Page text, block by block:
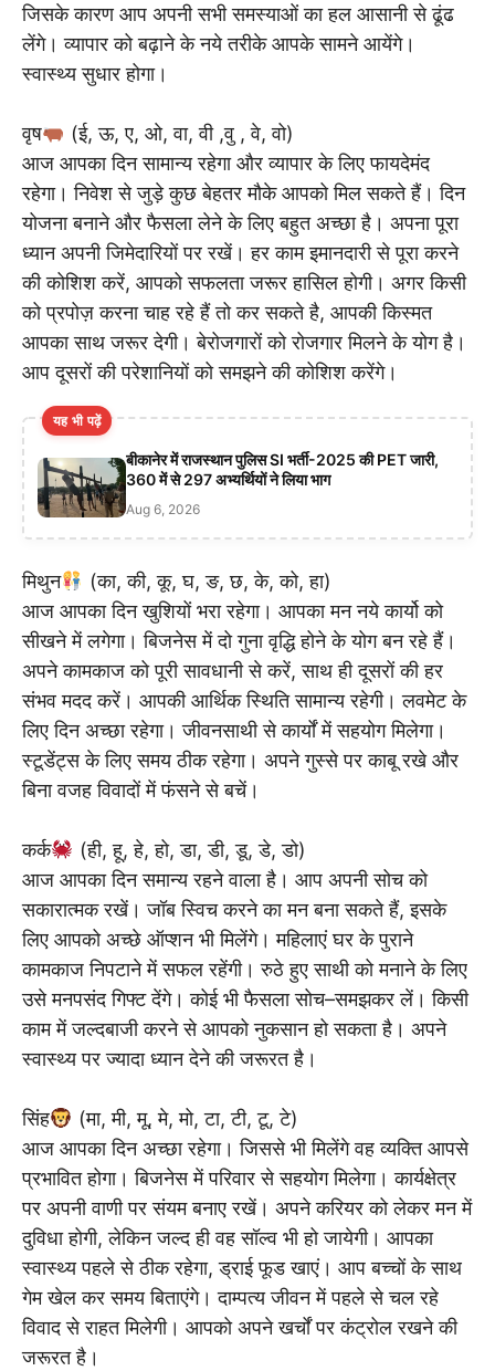
जिसके कारण आप अपनी सभी समस्याओं का हल आसानी से ढूंढ
लेंगे। व्यापार को बढ़ाने के नये तरीके आपके सामने आयेंगे।
स्वास्थ्य सुधार होगा।
वृष
(ई, ऊ, ए, ओ, वा, वी ,वु , वे, वो)
आज आपका दिन सामान्य रहेगा और व्यापार के लिए फायदेमंद
रहेगा। निवेश से जुड़े कुछ बेहतर मौके आपको मिल सकते हैं। दिन
योजना बनाने और फैसला लेने के लिए बहुत अच्छा है। अपना पूरा
ध्यान अपनी जिमेदारियों पर रखें। हर काम इमानदारी से पूरा करने
की कोशिश करें, आपको सफलता जरूर हासिल होगी। अगर किसी
को प्रपोज़ करना चाह रहे हैं तो कर सकते है, आपकी किस्मत
आपका साथ जरूर देगी। बेरोजगारों को रोजगार मिलने के योग है।
आप दूसरों की परेशानियों को समझने की कोशिश करेंगे।
यह भी पढ़ें
बीकानेर में राजस्थान पुलिस SI भर्ती-2025 की PET जारी,
360 में से 297 अभ्यर्थियों ने लिया भाग
Aug 6, 2026
मिथुन
(का, की, कू, घ, ङ, छ, के, को, हा)
आज आपका दिन खुशियों भरा रहेगा। आपका मन नये कार्यो को
सीखने में लगेगा। बिजनेस में दो गुना वृद्धि होने के योग बन रहे हैं।
अपने कामकाज को पूरी सावधानी से करें, साथ ही दूसरों की हर
संभव मदद करें। आपकी आर्थिक स्थिति सामान्य रहेगी। लवमेट के
लिए दिन अच्छा रहेगा। जीवनसाथी से कार्यों में सहयोग मिलेगा।
स्टूडेंट्स के लिए समय ठीक रहेगा। अपने गुस्से पर काबू रखे और
बिना वजह विवादों में फंसने से बचें।
कर्क
(ही, हू, हे, हो, डा, डी, डू, डे, डो)
आज आपका दिन समान्य रहने वाला है। आप अपनी सोच को
सकारात्मक रखें। जॉब स्विच करने का मन बना सकते हैं, इसके
लिए आपको अच्छे ऑप्शन भी मिलेंगे। महिलाएं घर के पुराने
कामकाज निपटाने में सफल रहेंगी। रुठे हुए साथी को मनाने के लिए
उसे मनपसंद गिफ्ट देंगे। कोई भी फैसला सोच–समझकर लें। किसी
काम में जल्दबाजी करने से आपको नुकसान हो सकता है। अपने
स्वास्थ्य पर ज्यादा ध्यान देने की जरूरत है।
सिंह
(मा, मी, मू, मे, मो, टा, टी, टू, टे)
आज आपका दिन अच्छा रहेगा। जिससे भी मिलेंगे वह व्यक्ति आपसे
प्रभावित होगा। बिजनेस में परिवार से सहयोग मिलेगा। कार्यक्षेत्र
पर अपनी वाणी पर संयम बनाए रखें। अपने करियर को लेकर मन में
दुविधा होगी, लेकिन जल्द ही वह सॉल्व भी हो जायेगी। आपका
स्वास्थ्य पहले से ठीक रहेगा, ड्राई फूड खाएं। आप बच्चों के साथ
गेम खेल कर समय बिताएंगे। दाम्पत्य जीवन में पहले से चल रहे
विवाद से राहत मिलेगी। आपको अपने खर्चों पर कंट्रोल रखने की
जरूरत है।